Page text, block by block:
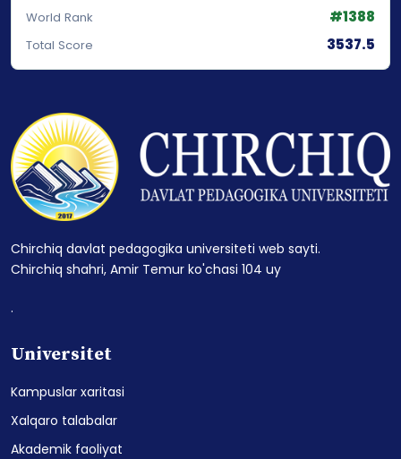
World Rank #1388
Total Score 3537.5
Chirchiq davlat pedagogika universiteti web sayti.
Chirchiq shahri, Amir Temur ko'chasi 104 uy
.
Universitet
Kampuslar xaritasi
Xalqaro talabalar
Akademik faoliyat